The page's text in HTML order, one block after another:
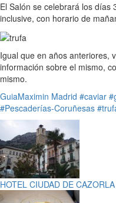
El Salón se celebrará los días
inclusive, con horario de
Igual que en años anteriores,
información sobre el mismo,
mismo.
GuiaMaximin Madrid #caviar
#Pescaderías-Coruñesas
HOTEL CIUDAD DE